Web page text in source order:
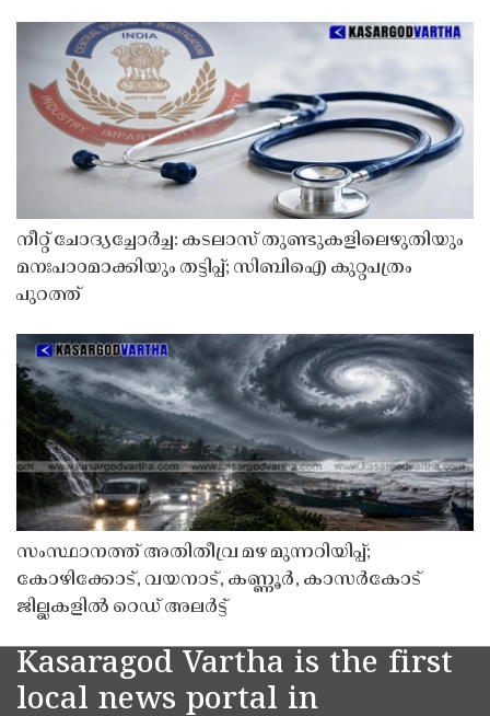
നീറ്റ് ചോദ്യച്ചോർച്ച: കടലാസ് തുണ്ടുകളിലെഴുതിയും
മനഃപാഠമാക്കിയും തട്ടിപ്പ്; സിബിഐ കുറ്റപത്രം
പുറത്ത്
സംസ്ഥാനത്ത് അതിതീവ്ര മഴ മുന്നറിയിപ്പ്;
കോഴിക്കോട്, വയനാട്, കണ്ണൂർ, കാസർകോട്
ജില്ലകളിൽ റെഡ് അലർട്ട്
Kasaragod Vartha is the first
local news portal in